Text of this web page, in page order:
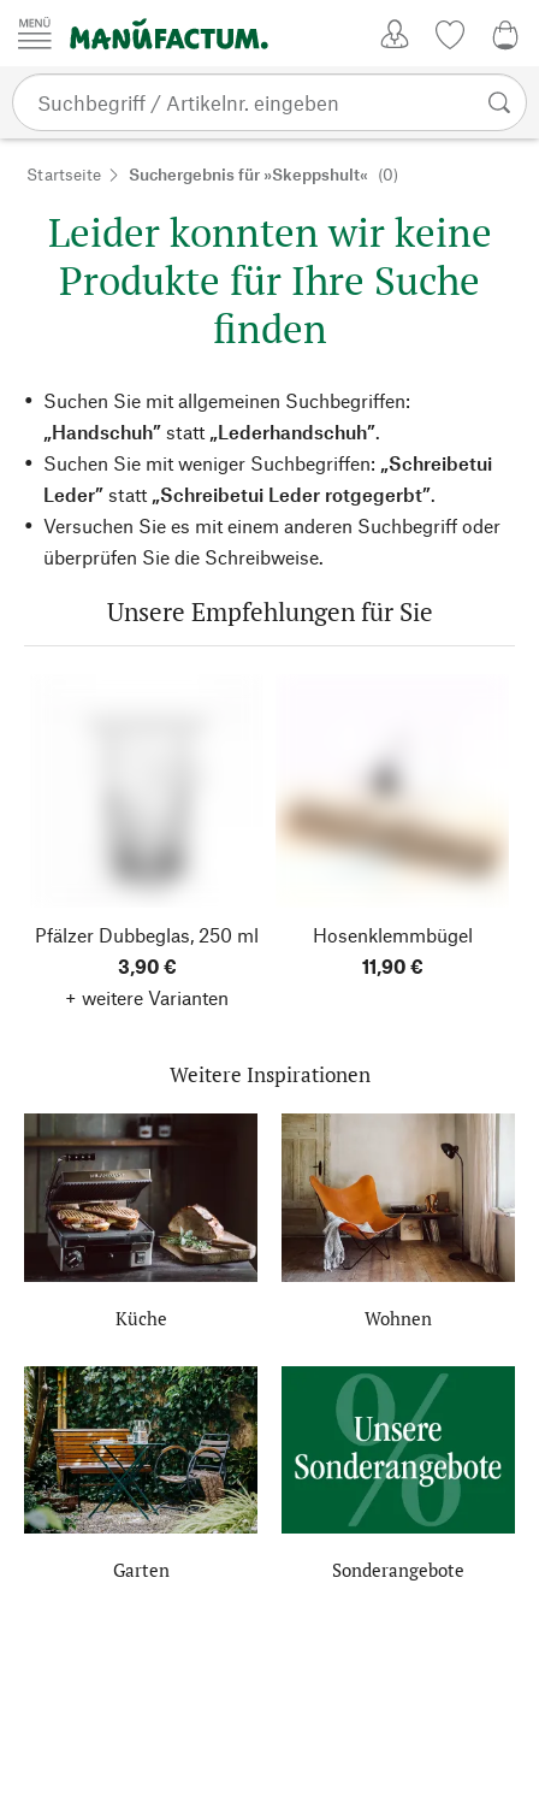
Zum Inhalt springen
Startseite Suchergebnis für »Skeppshult« (0)
Leider konnten wir keine
Produkte für Ihre Suche
finden
Suchen Sie mit allgemeinen Suchbegriffen:
„Handschuh” statt „Lederhandschuh”.
Suchen Sie mit weniger Suchbegriffen: „Schreibetui
Leder” statt „Schreibetui Leder rotgegerbt”.
Versuchen Sie es mit einem anderen Suchbegriff oder
überprüfen Sie die Schreibweise.
Unsere Empfehlungen für Sie
Pfälzer Dubbeglas, 250 ml
3,90 €
+ weitere Varianten
Hosenklemmbügel
11,90 €
Weitere Inspirationen
Küche Wohnen
Garten Sonderangebote